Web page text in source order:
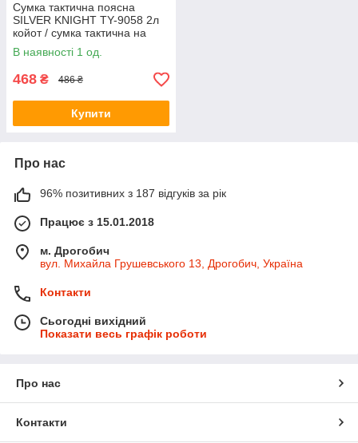
Сумка тактична поясна
SILVER KNIGHT TY-9058 2л
койот / сумка тактична на
плече
В наявності 1 од.
468 ₴ 486 ₴
Купити
Про нас
96% позитивних з 187 відгуків за рік
Працює з 15.01.2018
м. Дрогобич
вул. Михайла Грушевського 13, Дрогобич, Україна
Контакти
Сьогодні вихідний
Показати весь графік роботи
Про нас
Контакти